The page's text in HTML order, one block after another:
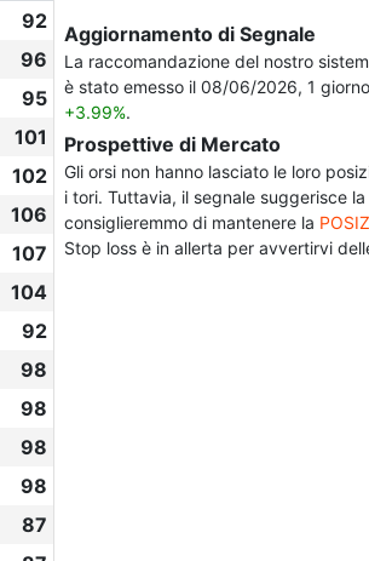
92
96
95
101
102
106
107
104
92
98
98
98
98
87
Aggiornamento di Segnale
La raccomandazione del nostro
è stato emesso il 08/06/2026, 1
+3.99%.
Prospettive di Mercato
Gli orsi non hanno lasciato le loro
i tori. Tuttavia, il segnale suggerisce la
consiglieremmo di mantenere la
Stop loss è in allerta per avvertirvi